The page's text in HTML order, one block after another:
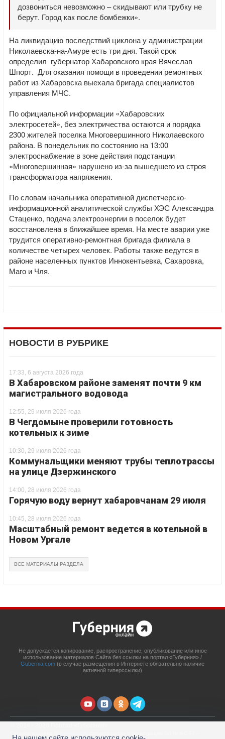
дозвониться невозможно – скидывают или трубку не
берут. Город как после бомбежки».
На ликвидацию последствий циклона у администрации
Николаевска-на-Амуре есть три дня. Такой срок
определил губернатор Хабаровского края Вячеслав
Шпорт. Для оказания помощи в проведении ремонтных
работ из Хабаровска выехала бригада специалистов
управления МЧС.
По официальной информации «Хабаровских
электросетей», без электричества остаются и порядка
2300 жителей поселка Многовершинного Николаевского
района. В понедельник по состоянию на 13:00
электроснабжение в зоне действия подстанции
«Многовершинная» нарушено из-за вышедшего из строя
трансформатора напряжения.
По словам начальника оперативной диспетчерско-
информационной аналитической службы ХЭС Александра
Стаценко, подача электроэнергии в поселок будет
восстановлена в ближайшее время. На месте аварии уже
трудится оперативно-ремонтная бригада филиала в
количестве четырех человек. Работы также ведутся в
районе населенных пунктов Иннокентьевка, Сахаровка,
Маго и Чля.
НОВОСТИ В РУБРИКЕ
17:33, 6 августа 2026 года
В Хабаровском районе заменят почти 9 км
магистрального водовода
12:55, 29 июля 2026 года
В Чегдомыне проверили готовность
котельных к зиме
10:30, 29 июля 2026 года
Коммунальщики меняют трубы теплотрассы
на улице Дзержинского
14:00, 28 июля 2026 года
Горячую воду вернут хабаровчанам 29 июля
10:45, 28 июля 2026 года
Масштабный ремонт ведется в котельной в
Новом Ургале
ВСЕ МАТЕРИАЛЫ РАЗДЕЛА
Не допускается копирование, распространение, опубликование или иное
использование материалов Сайта без ссылки на портал «Губерния» /
Gubernia.com (в случае размещения в Интернете обязательно наличие
активной гиперссылки)